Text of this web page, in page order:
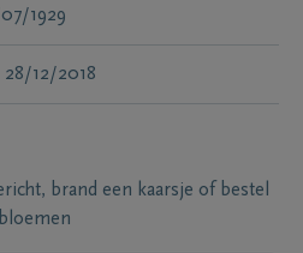
1929
28/12/2018
brand een kaarsje of bestel
bloemen